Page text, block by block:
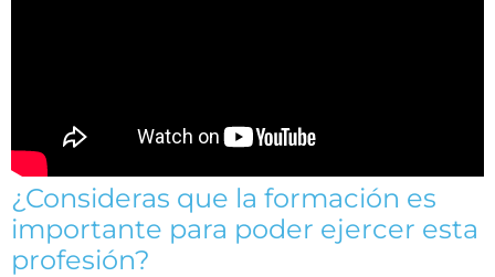
¿Consideras que la formación es
importante para poder ejercer esta
profesión?